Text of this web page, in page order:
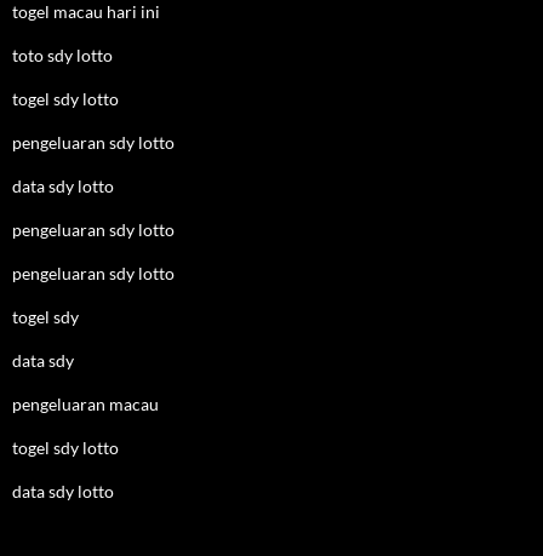
togel macau hari ini
toto sdy lotto
togel sdy lotto
pengeluaran sdy lotto
data sdy lotto
pengeluaran sdy lotto
pengeluaran sdy lotto
togel sdy
data sdy
pengeluaran macau
togel sdy lotto
data sdy lotto